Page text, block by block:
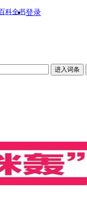
科全书登录